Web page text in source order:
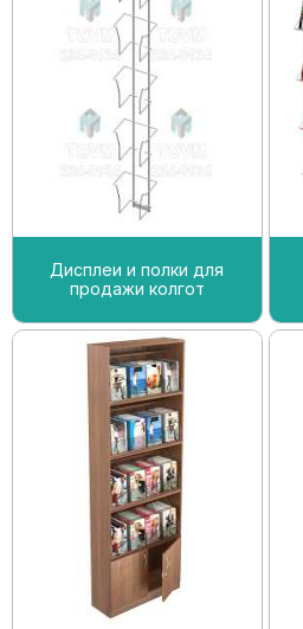
Дисплеи и полки для
продажи колгот